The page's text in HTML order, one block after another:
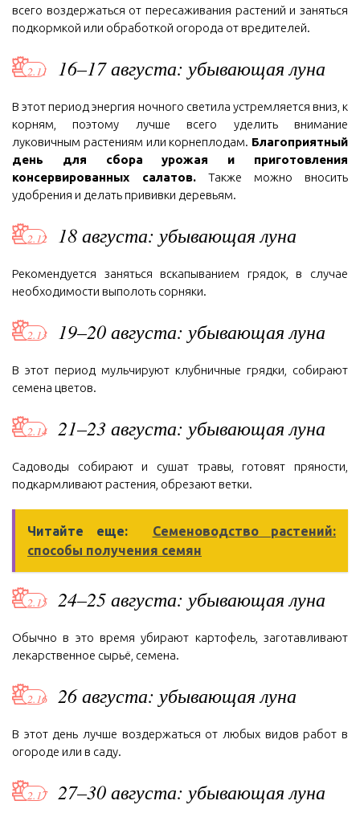
всего воздержаться от пересаживания растений и заняться
подкормкой или обработкой огорода от вредителей.
16–17 августа: убывающая луна
В этот период энергия ночного светила устремляется вниз, к
корням, поэтому лучше всего уделить внимание
луковичным растениям или корнеплодам. Благоприятный
день для сбора урожая и приготовления
консервированных салатов. Также можно вносить
удобрения и делать прививки деревьям.
18 августа: убывающая луна
Рекомендуется заняться вскапыванием грядок, в случае
необходимости выполоть сорняки.
19–20 августа: убывающая луна
В этот период мульчируют клубничные грядки, собирают
семена цветов.
21–23 августа: убывающая луна
Садоводы собирают и сушат травы, готовят пряности,
подкармливают растения, обрезают ветки.
Читайте еще:
Семеноводство растений:
способы получения семян
24–25 августа: убывающая луна
Обычно в это время убирают картофель, заготавливают
лекарственное сырьё, семена.
26 августа: убывающая луна
В этот день лучше воздержаться от любых видов работ в
огороде или в саду.
27–30 августа: убывающая луна